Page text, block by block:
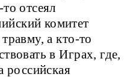
отсеял
комитет
а кто-то
в Играх, где,
российская